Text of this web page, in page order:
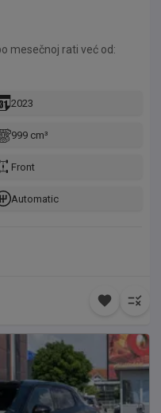
mesečnoj rati već od:
2023
999 cm³
Front
Automatic